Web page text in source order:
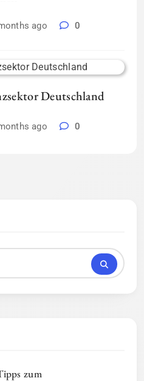
ago 0
Deutschland
ago 0
zum